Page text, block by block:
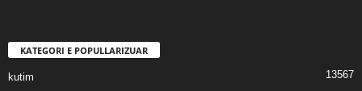
KATEGORI E POPULLARIZUAR
kutim 13567